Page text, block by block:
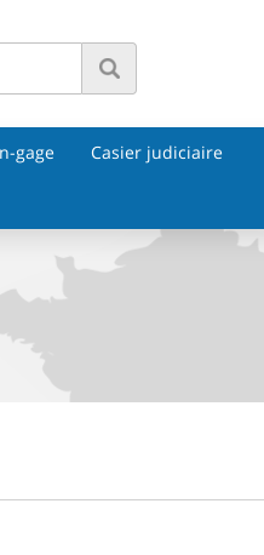
gage Casier judiciaire